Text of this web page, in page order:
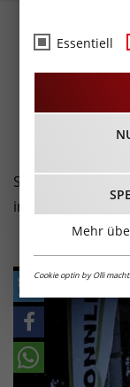
Fotos-
Speckjagern, die
im
Essentiell
Mehr
Cookie optin by Olli